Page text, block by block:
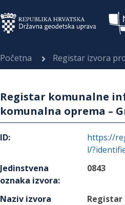
Početna Registar izvora
Registar komunalne
komunalna oprema –
ID:
https://
l/
Jedinstvena
oznaka izvora:
0843
Naziv izvora
Registar